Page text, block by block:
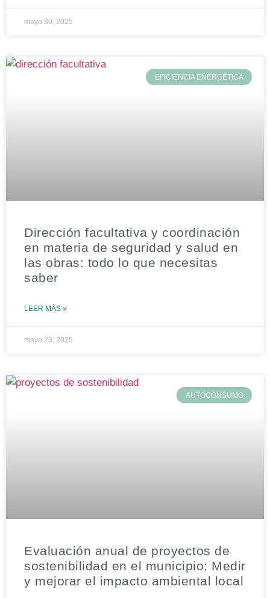
mayo 30, 2025
EFICIENCIA ENERGÉTICA
Dirección facultativa y coordinación
en materia de seguridad y salud en
las obras: todo lo que necesitas
saber
LEER MÁS »
mayo 23, 2025
AUTOCONSUMO
Evaluación anual de proyectos de
sostenibilidad en el municipio: Medir
y mejorar el impacto ambiental local